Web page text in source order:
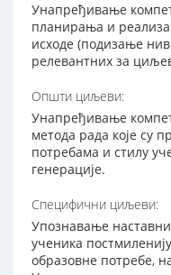
Унапређивање
планирања и
исходе (подизање
релевантних за
Општи циљеви:
Унапређивање
метода рада које су
потребама и стилу
генерације.
Специфични циљеви:
Упознавање
ученика
образовне потребе,